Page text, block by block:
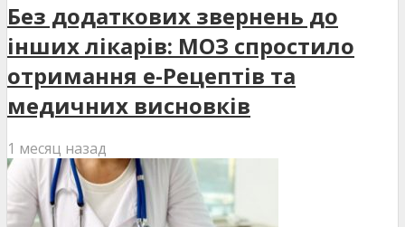
Без додаткових звернень до
інших лікарів: МОЗ спростило
отримання е-Рецептів та
медичних висновків
1 месяц назад